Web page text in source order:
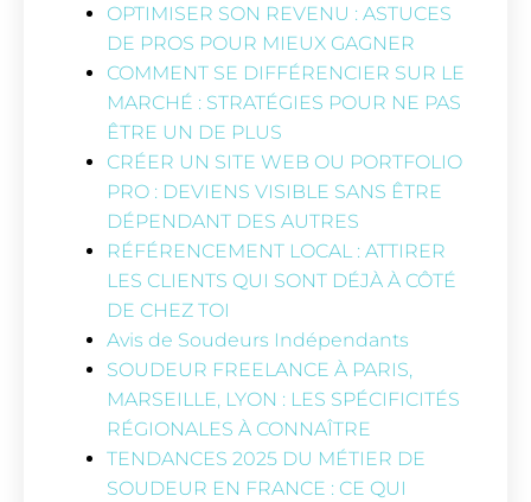
OPTIMISER SON REVENU : ASTUCES
DE PROS POUR MIEUX GAGNER
COMMENT SE DIFFÉRENCIER SUR LE
MARCHÉ : STRATÉGIES POUR NE PAS
ÊTRE UN DE PLUS
CRÉER UN SITE WEB OU PORTFOLIO
PRO : DEVIENS VISIBLE SANS ÊTRE
DÉPENDANT DES AUTRES
RÉFÉRENCEMENT LOCAL : ATTIRER
LES CLIENTS QUI SONT DÉJÀ À CÔTÉ
DE CHEZ TOI
Avis de Soudeurs Indépendants
SOUDEUR FREELANCE À PARIS,
MARSEILLE, LYON : LES SPÉCIFICITÉS
RÉGIONALES À CONNAÎTRE
TENDANCES 2025 DU MÉTIER DE
SOUDEUR EN FRANCE : CE QUI